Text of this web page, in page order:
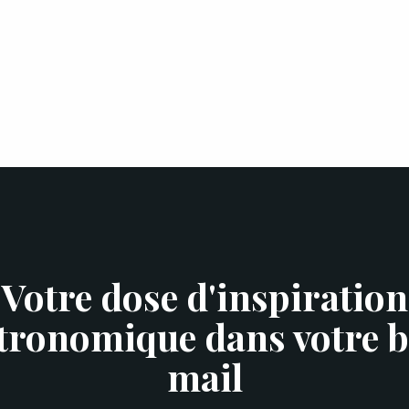
Votre dose d'inspiration
dans votre
mail